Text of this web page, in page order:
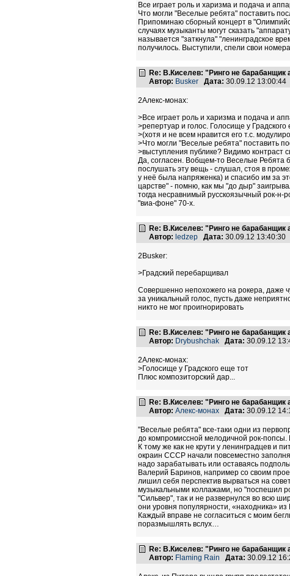
Все играет роль и харизма и подача и
Что могли "Веселые ребята" поставить
Припоминаю сборный концерт в
случаях музыканты могут сказать
называется "заткнула" "ленинградское
получилось. Выступили, спели свои
Re: В.Киселев: "Ринго не барабанщик
Автор: Busker Дата: 30.09.12 13:00:44
2Алекс-монах:
>Все играет роль и харизма и подача и
>репертуар и голос. Голосище у Градского
>(хотя и не всем нравится его т.с.
>Что могли "Веселые ребята" поставить
>выступления публике? Видимо контраст
Да, согласен. Вобщем-то Веселые Ребята
послушать эту вещь - слушал, стоя в
у неё была напряженка) и спасибо им за
царстве" - помню, как мы "до дыр"
тогда несравнимый русскоязычный рок-н-
"виа-фоне" 70-х.
Re: В.Киселев: "Ринго не барабанщик
Автор: ledzep Дата: 30.09.12 13:40:30
2Busker:
>Градский перебарщивал
Совершенно непохожего на рокера, даже
за уникальный голос, пусть даже
никто не мог проигнорировать
Re: В.Киселев: "Ринго не барабанщик
Автор: Drybushchak Дата: 30.09.12
2Алекс-монах:
>Голосище у Градского еще тот
Плюс композиторский дар...
Re: В.Киселев: "Ринго не барабанщик
Автор: Алекс-монах Дата: 30.09.12
"Веселые ребята" все-таки одни из
до компромиссной мелодичной рок-
К тому же как не крути у ленинградцев и
окраин СССР начали повсеместно
надо зарабатывать или оставаясь
Валерий Баринов, например со своим
лишил себя перспектив вырваться на
музыкальными коллажами, но "поспешил
"Сильвер", так и не развернулся во всю
они уровня популярности, «находника»
Каждый вправе не согласиться с моим
поразмышлять вслух…
Re: В.Киселев: "Ринго не барабанщик
Автор: Flaming Rain Дата: 30.09.12